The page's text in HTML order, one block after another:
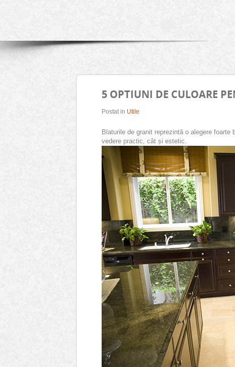
5 OPTIUNI DE CULOARE
Postat in Utile
Blaturile de granit reprezintă o alegere
vedere practic, cât și estetic.